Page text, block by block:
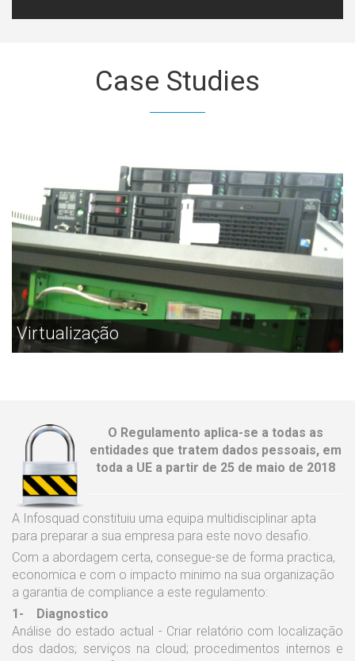
Case Studies
Virtualização
O Regulamento aplica-se a todas as
entidades que tratem dados pessoais, em
toda a UE a partir de 25 de maio de 2018
A Infosquad constituiu uma equipa multidisciplinar apta
para preparar a sua empresa para este novo desafio.
Com a abordagem certa, consegue-se de forma practica,
economica e com o impacto minimo na sua organização
a garantia de compliance a este regulamento:
1- Diagnostico
Análise do estado actual - Criar relatório com localização
dos dados; serviços na cloud; procedimentos internos e